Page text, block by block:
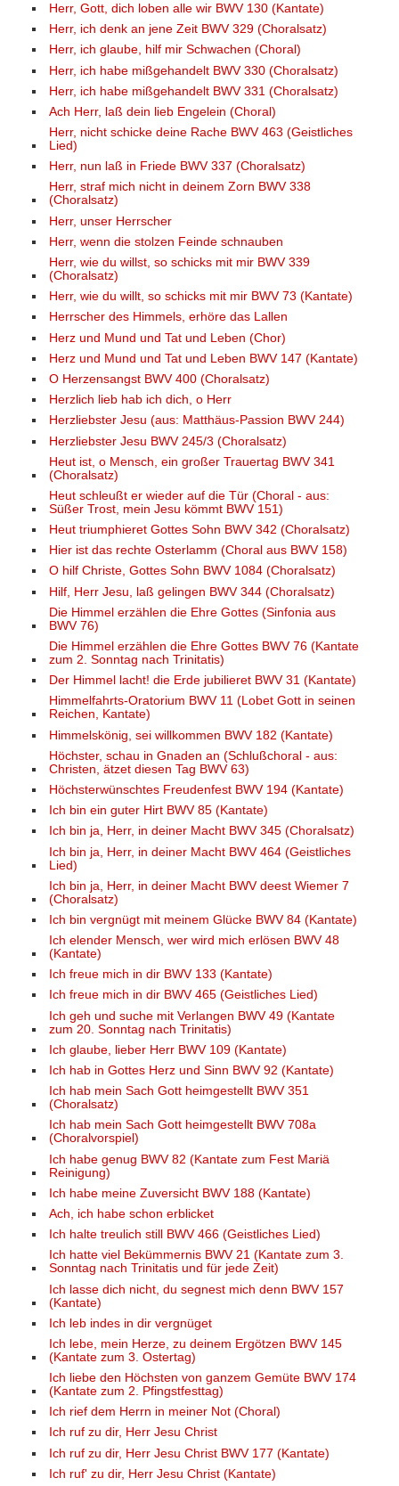
Herr, Gott, dich loben alle wir BWV 130 (Kantate)
Herr, ich denk an jene Zeit BWV 329 (Choralsatz)
Herr, ich glaube, hilf mir Schwachen (Choral)
Herr, ich habe mißgehandelt BWV 330 (Choralsatz)
Herr, ich habe mißgehandelt BWV 331 (Choralsatz)
Ach Herr, laß dein lieb Engelein (Choral)
Herr, nicht schicke deine Rache BWV 463 (Geistliches
Lied)
Herr, nun laß in Friede BWV 337 (Choralsatz)
Herr, straf mich nicht in deinem Zorn BWV 338
(Choralsatz)
Herr, unser Herrscher
Herr, wenn die stolzen Feinde schnauben
Herr, wie du willst, so schicks mit mir BWV 339
(Choralsatz)
Herr, wie du willt, so schicks mit mir BWV 73 (Kantate)
Herrscher des Himmels, erhöre das Lallen
Herz und Mund und Tat und Leben (Chor)
Herz und Mund und Tat und Leben BWV 147 (Kantate)
O Herzensangst BWV 400 (Choralsatz)
Herzlich lieb hab ich dich, o Herr
Herzliebster Jesu (aus: Matthäus-Passion BWV 244)
Herzliebster Jesu BWV 245/3 (Choralsatz)
Heut ist, o Mensch, ein großer Trauertag BWV 341
(Choralsatz)
Heut schleußt er wieder auf die Tür (Choral - aus:
Süßer Trost, mein Jesu kömmt BWV 151)
Heut triumphieret Gottes Sohn BWV 342 (Choralsatz)
Hier ist das rechte Osterlamm (Choral aus BWV 158)
O hilf Christe, Gottes Sohn BWV 1084 (Choralsatz)
Hilf, Herr Jesu, laß gelingen BWV 344 (Choralsatz)
Die Himmel erzählen die Ehre Gottes (Sinfonia aus
BWV 76)
Die Himmel erzählen die Ehre Gottes BWV 76 (Kantate
zum 2. Sonntag nach Trinitatis)
Der Himmel lacht! die Erde jubilieret BWV 31 (Kantate)
Himmelfahrts-Oratorium BWV 11 (Lobet Gott in seinen
Reichen, Kantate)
Himmelskönig, sei willkommen BWV 182 (Kantate)
Höchster, schau in Gnaden an (Schlußchoral - aus:
Christen, ätzet diesen Tag BWV 63)
Höchsterwünschtes Freudenfest BWV 194 (Kantate)
Ich bin ein guter Hirt BWV 85 (Kantate)
Ich bin ja, Herr, in deiner Macht BWV 345 (Choralsatz)
Ich bin ja, Herr, in deiner Macht BWV 464 (Geistliches
Lied)
Ich bin ja, Herr, in deiner Macht BWV deest Wiemer 7
(Choralsatz)
Ich bin vergnügt mit meinem Glücke BWV 84 (Kantate)
Ich elender Mensch, wer wird mich erlösen BWV 48
(Kantate)
Ich freue mich in dir BWV 133 (Kantate)
Ich freue mich in dir BWV 465 (Geistliches Lied)
Ich geh und suche mit Verlangen BWV 49 (Kantate
zum 20. Sonntag nach Trinitatis)
Ich glaube, lieber Herr BWV 109 (Kantate)
Ich hab in Gottes Herz und Sinn BWV 92 (Kantate)
Ich hab mein Sach Gott heimgestellt BWV 351
(Choralsatz)
Ich hab mein Sach Gott heimgestellt BWV 708a
(Choralvorspiel)
Ich habe genug BWV 82 (Kantate zum Fest Mariä
Reinigung)
Ich habe meine Zuversicht BWV 188 (Kantate)
Ach, ich habe schon erblicket
Ich halte treulich still BWV 466 (Geistliches Lied)
Ich hatte viel Bekümmernis BWV 21 (Kantate zum 3.
Sonntag nach Trinitatis und für jede Zeit)
Ich lasse dich nicht, du segnest mich denn BWV 157
(Kantate)
Ich leb indes in dir vergnüget
Ich lebe, mein Herze, zu deinem Ergötzen BWV 145
(Kantate zum 3. Ostertag)
Ich liebe den Höchsten von ganzem Gemüte BWV 174
(Kantate zum 2. Pfingstfesttag)
Ich rief dem Herrn in meiner Not (Choral)
Ich ruf zu dir, Herr Jesu Christ
Ich ruf zu dir, Herr Jesu Christ BWV 177 (Kantate)
Ich ruf' zu dir, Herr Jesu Christ (Kantate)